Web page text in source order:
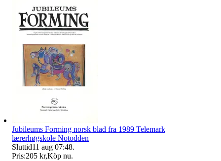
Jubileums Forming norsk blad fra 1989 Telemark
lærerhøgskole Notodden
Sluttid11 aug 07:48.
Pris:205 kr,Köp nu.